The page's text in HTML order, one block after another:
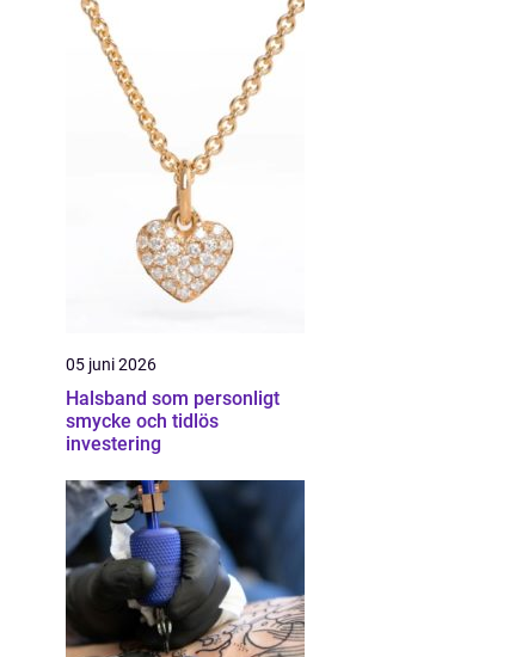
05 juni 2026
Halsband som personligt
smycke och tidlös
investering